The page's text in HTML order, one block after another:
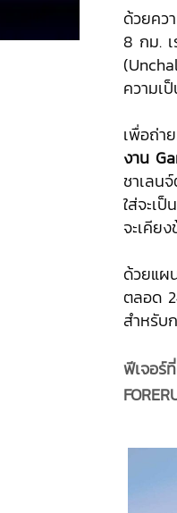
ด้วยคว
8 กม.
ความเ
เพื่อถ่า
งาน
ชาเลน
ใส่จะเ
จะเคีย
ด้วยแผ
ตลอด
สำหรับ
ฟีเจอร์